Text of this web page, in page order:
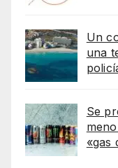
Un
una
Se
«gas